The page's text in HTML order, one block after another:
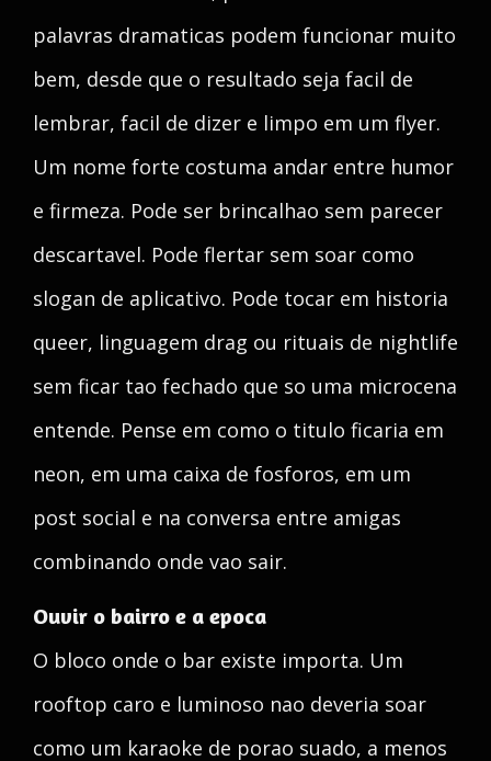
palavras dramaticas podem funcionar muito
bem, desde que o resultado seja facil de
lembrar, facil de dizer e limpo em um flyer.
Um nome forte costuma andar entre humor
e firmeza. Pode ser brincalhao sem parecer
descartavel. Pode flertar sem soar como
slogan de aplicativo. Pode tocar em historia
queer, linguagem drag ou rituais de nightlife
sem ficar tao fechado que so uma microcena
entende. Pense em como o titulo ficaria em
neon, em uma caixa de fosforos, em um
post social e na conversa entre amigas
combinando onde vao sair.
Ouvir o bairro e a epoca
O bloco onde o bar existe importa. Um
rooftop caro e luminoso nao deveria soar
como um karaoke de porao suado, a menos